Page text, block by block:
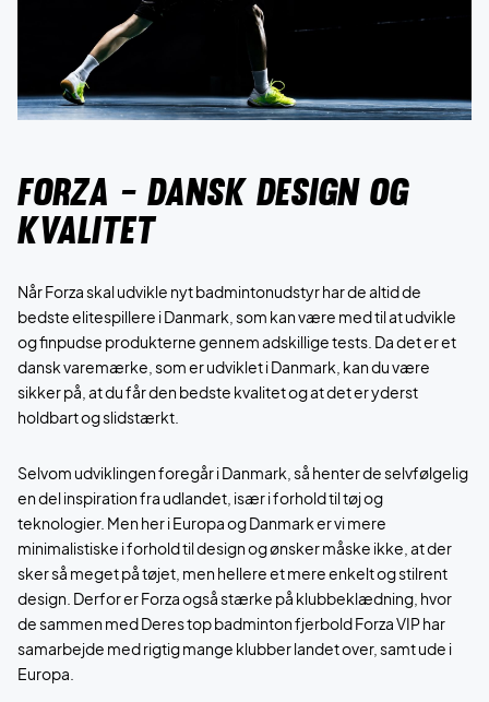
Forza - Dansk design og
kvalitet
Når Forza skal udvikle nyt badmintonudstyr har de altid de
bedste elitespillere i Danmark, som kan være med til at udvikle
og finpudse produkterne gennem adskillige tests. Da det er et
dansk varemærke, som er udviklet i Danmark, kan du være
sikker på, at du får den bedste kvalitet og at det er yderst
holdbart og slidstærkt.
Selvom udviklingen foregår i Danmark, så henter de selvfølgelig
en del inspiration fra udlandet, især i forhold til tøj og
teknologier. Men her i Europa og Danmark er vi mere
minimalistiske i forhold til design og ønsker måske ikke, at der
sker så meget på tøjet, men hellere et mere enkelt og stilrent
design. Derfor er Forza også stærke på klubbeklædning, hvor
de sammen med Deres top badminton fjerbold Forza VIP har
samarbejde med rigtig mange klubber landet over, samt ude i
Europa.